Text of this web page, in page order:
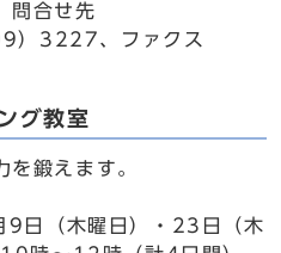
問合せ先
）3227、ファクス
グ教室
を鍛えます。
日（木曜日）・23日（木